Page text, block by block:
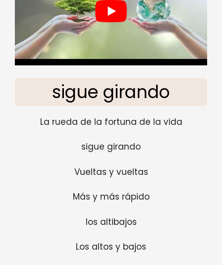
sigue girando
La rueda de la fortuna de la vida
sigue girando
Vueltas y vueltas
Más y más rápido
los altibajos
Los altos y bajos